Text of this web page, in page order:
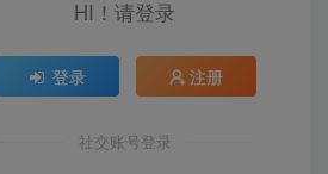
HI！请登录
登录 注册
社交账号登录